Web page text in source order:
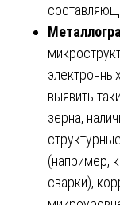
выявить
зерна,
(например,
сварки),